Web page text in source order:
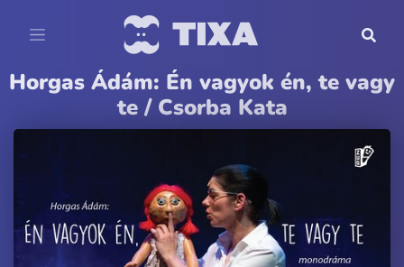
Horgas Ádám: Én vagyok én, te vagy
te / Csorba Kata